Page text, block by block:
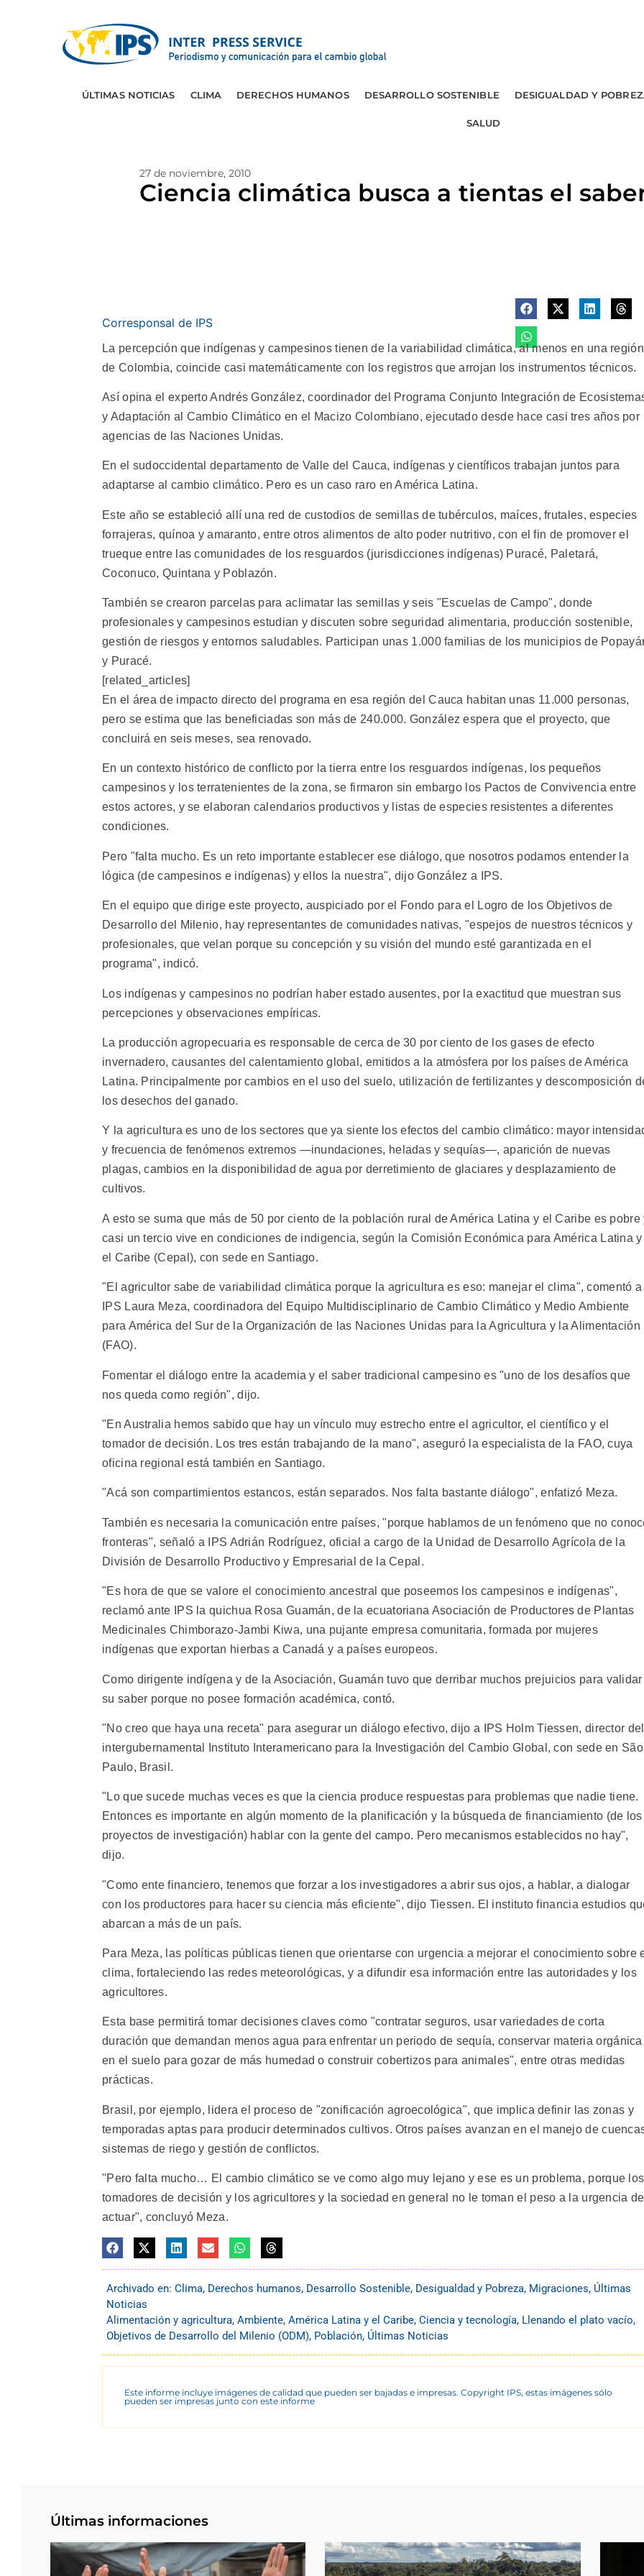
ÚLTIMAS NOTICIAS CLIMA DERECHOS HUMANOS DESARROLLO SOSTENIBLE DESIGUALDAD Y
SALUD
27 de noviembre, 2010
Ciencia climática busca a tientas el
Corresponsal de IPS
La percepción que indígenas y campesinos tienen de la variabilidad climática, al menos en una región
de Colombia, coincide casi matemáticamente con los registros que arrojan los instrumentos técnicos.
Así opina el experto Andrés González, coordinador del Programa Conjunto Integración de
y Adaptación al Cambio Climático en el Macizo Colombiano, ejecutado desde hace casi tres años por
agencias de las Naciones Unidas.
En el sudoccidental departamento de Valle del Cauca, indígenas y científicos trabajan juntos para
adaptarse al cambio climático. Pero es un caso raro en América Latina.
Este año se estableció allí una red de custodios de semillas de tubérculos, maíces, frutales, especies
forrajeras, quínoa y amaranto, entre otros alimentos de alto poder nutritivo, con el fin de promover el
trueque entre las comunidades de los resguardos (jurisdicciones indígenas) Puracé, Paletará,
Coconuco, Quintana y Poblazón.
También se crearon parcelas para aclimatar las semillas y seis "Escuelas de Campo", donde
profesionales y campesinos estudian y discuten sobre seguridad alimentaria, producción sostenible,
gestión de riesgos y entornos saludables. Participan unas 1.000 familias de los municipios de
y Puracé.
[related_articles]
En el área de impacto directo del programa en esa región del Cauca habitan unas 11.000 personas,
pero se estima que las beneficiadas son más de 240.000. González espera que el proyecto, que
concluirá en seis meses, sea renovado.
En un contexto histórico de conflicto por la tierra entre los resguardos indígenas, los pequeños
campesinos y los terratenientes de la zona, se firmaron sin embargo los Pactos de Convivencia entre
estos actores, y se elaboran calendarios productivos y listas de especies resistentes a diferentes
condiciones.
Pero "falta mucho. Es un reto importante establecer ese diálogo, que nosotros podamos entender la
lógica (de campesinos e indígenas) y ellos la nuestra", dijo González a IPS.
En el equipo que dirige este proyecto, auspiciado por el Fondo para el Logro de los Objetivos de
Desarrollo del Milenio, hay representantes de comunidades nativas, "espejos de nuestros técnicos y
profesionales, que velan porque su concepción y su visión del mundo esté garantizada en el
programa", indicó.
Los indígenas y campesinos no podrían haber estado ausentes, por la exactitud que muestran sus
percepciones y observaciones empíricas.
La producción agropecuaria es responsable de cerca de 30 por ciento de los gases de efecto
invernadero, causantes del calentamiento global, emitidos a la atmósfera por los países de América
Latina. Principalmente por cambios en el uso del suelo, utilización de fertilizantes y descomposición
los desechos del ganado.
Y la agricultura es uno de los sectores que ya siente los efectos del cambio climático: mayor
y frecuencia de fenómenos extremos —inundaciones, heladas y sequías—, aparición de nuevas
plagas, cambios en la disponibilidad de agua por derretimiento de glaciares y desplazamiento de
cultivos.
A esto se suma que más de 50 por ciento de la población rural de América Latina y el Caribe es pobre
casi un tercio vive en condiciones de indigencia, según la Comisión Económica para América Latina y
el Caribe (Cepal), con sede en Santiago.
"El agricultor sabe de variabilidad climática porque la agricultura es eso: manejar el clima", comentó a
IPS Laura Meza, coordinadora del Equipo Multidisciplinario de Cambio Climático y Medio Ambiente
para América del Sur de la Organización de las Naciones Unidas para la Agricultura y la Alimentación
(FAO).
Fomentar el diálogo entre la academia y el saber tradicional campesino es "uno de los desafíos que
nos queda como región", dijo.
"En Australia hemos sabido que hay un vínculo muy estrecho entre el agricultor, el científico y el
tomador de decisión. Los tres están trabajando de la mano", aseguró la especialista de la FAO, cuya
oficina regional está también en Santiago.
"Acá son compartimientos estancos, están separados. Nos falta bastante diálogo", enfatizó Meza.
También es necesaria la comunicación entre países, "porque hablamos de un fenómeno que no
fronteras", señaló a IPS Adrián Rodríguez, oficial a cargo de la Unidad de Desarrollo Agrícola de la
División de Desarrollo Productivo y Empresarial de la Cepal.
"Es hora de que se valore el conocimiento ancestral que poseemos los campesinos e indígenas",
reclamó ante IPS la quichua Rosa Guamán, de la ecuatoriana Asociación de Productores de Plantas
Medicinales Chimborazo-Jambi Kiwa, una pujante empresa comunitaria, formada por mujeres
indígenas que exportan hierbas a Canadá y a países europeos.
Como dirigente indígena y de la Asociación, Guamán tuvo que derribar muchos prejuicios para validar
su saber porque no posee formación académica, contó.
"No creo que haya una receta" para asegurar un diálogo efectivo, dijo a IPS Holm Tiessen, director del
intergubernamental Instituto Interamericano para la Investigación del Cambio Global, con sede en São
Paulo, Brasil.
"Lo que sucede muchas veces es que la ciencia produce respuestas para problemas que nadie tiene.
Entonces es importante en algún momento de la planificación y la búsqueda de financiamiento (de los
proyectos de investigación) hablar con la gente del campo. Pero mecanismos establecidos no hay",
dijo.
"Como ente financiero, tenemos que forzar a los investigadores a abrir sus ojos, a hablar, a dialogar
con los productores para hacer su ciencia más eficiente", dijo Tiessen. El instituto financia estudios
abarcan a más de un país.
Para Meza, las políticas públicas tienen que orientarse con urgencia a mejorar el conocimiento sobre
clima, fortaleciendo las redes meteorológicas, y a difundir esa información entre las autoridades y los
agricultores.
Esta base permitirá tomar decisiones claves como "contratar seguros, usar variedades de corta
duración que demandan menos agua para enfrentar un periodo de sequía, conservar materia orgánica
en el suelo para gozar de más humedad o construir cobertizos para animales", entre otras medidas
prácticas.
Brasil, por ejemplo, lidera el proceso de "zonificación agroecológica", que implica definir las zonas y
temporadas aptas para producir determinados cultivos. Otros países avanzan en el manejo de
sistemas de riego y gestión de conflictos.
"Pero falta mucho… El cambio climático se ve como algo muy lejano y ese es un problema, porque los
tomadores de decisión y los agricultores y la sociedad en general no le toman el peso a la urgencia de
actuar", concluyó Meza.
Archivado en: Clima, Derechos humanos, Desarrollo Sostenible, Desigualdad y Pobreza, Migraciones, Últimas
Noticias
Alimentación y agricultura, Ambiente, América Latina y el Caribe, Ciencia y tecnología, Llenando el plato vacío,
Objetivos de Desarrollo del Milenio (ODM), Población, Últimas Noticias
Este informe incluye imágenes de calidad que pueden ser bajadas e impresas. Copyright IPS, estas imágenes sólo
pueden ser impresas junto con este informe
Últimas informaciones